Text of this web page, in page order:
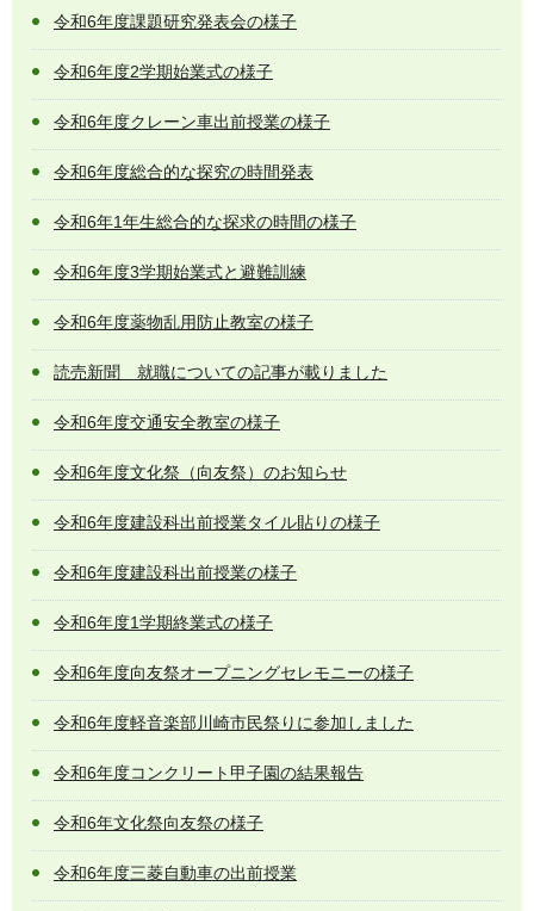
令和6年度課題研究発表会の様子
令和6年度2学期始業式の様子
令和6年度クレーン車出前授業の様子
令和6年度総合的な探究の時間発表
令和6年1年生総合的な探求の時間の様子
令和6年度3学期始業式と避難訓練
令和6年度薬物乱用防止教室の様子
読売新聞 就職についての記事が載りました
令和6年度交通安全教室の様子
令和6年度文化祭（向友祭）のお知らせ
令和6年度建設科出前授業タイル貼りの様子
令和6年度建設科出前授業の様子
令和6年度1学期終業式の様子
令和6年度向友祭オープニングセレモニーの様子
令和6年度軽音楽部川崎市民祭りに参加しました
令和6年度コンクリート甲子園の結果報告
令和6年文化祭向友祭の様子
令和6年度三菱自動車の出前授業